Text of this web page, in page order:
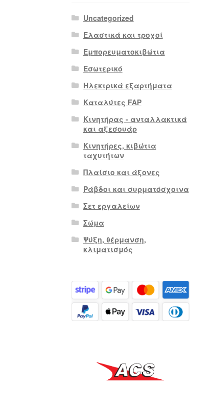
Uncategorized
Ελαστικά και τροχοί
Εμπορευματοκιβώτια
Εσωτερικό
Ηλεκτρικά εξαρτήματα
Καταλύτες FAP
Κινητήρας - ανταλλακτικά
και αξεσουάρ
Κινητήρες, κιβώτια
ταχυτήτων
Πλαίσιο και άξονες
Ράβδοι και συρματόσχοινα
Σετ εργαλείων
Σώμα
Ψύξη, θέρμανση,
κλιματισμός